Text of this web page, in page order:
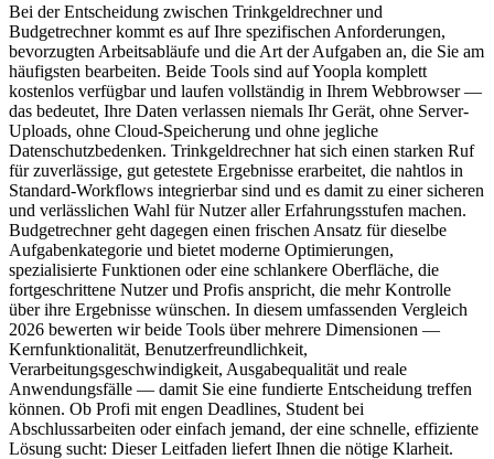
Bei der Entscheidung zwischen Trinkgeldrechner und
Budgetrechner kommt es auf Ihre spezifischen Anforderungen,
bevorzugten Arbeitsabläufe und die Art der Aufgaben an, die Sie am
häufigsten bearbeiten. Beide Tools sind auf Yoopla komplett
kostenlos verfügbar und laufen vollständig in Ihrem Webbrowser —
das bedeutet, Ihre Daten verlassen niemals Ihr Gerät, ohne Server-
Uploads, ohne Cloud-Speicherung und ohne jegliche
Datenschutzbedenken. Trinkgeldrechner hat sich einen starken Ruf
für zuverlässige, gut getestete Ergebnisse erarbeitet, die nahtlos in
Standard-Workflows integrierbar sind und es damit zu einer sicheren
und verlässlichen Wahl für Nutzer aller Erfahrungsstufen machen.
Budgetrechner geht dagegen einen frischen Ansatz für dieselbe
Aufgabenkategorie und bietet moderne Optimierungen,
spezialisierte Funktionen oder eine schlankere Oberfläche, die
fortgeschrittene Nutzer und Profis anspricht, die mehr Kontrolle
über ihre Ergebnisse wünschen. In diesem umfassenden Vergleich
2026 bewerten wir beide Tools über mehrere Dimensionen —
Kernfunktionalität, Benutzerfreundlichkeit,
Verarbeitungsgeschwindigkeit, Ausgabequalität und reale
Anwendungsfälle — damit Sie eine fundierte Entscheidung treffen
können. Ob Profi mit engen Deadlines, Student bei
Abschlussarbeiten oder einfach jemand, der eine schnelle, effiziente
Lösung sucht: Dieser Leitfaden liefert Ihnen die nötige Klarheit.